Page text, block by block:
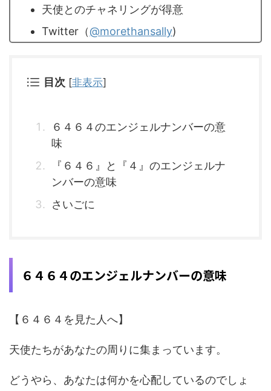
天使とのチャネリングが得意
Twitter（@morethansally)
目次 [非表示]
６４６４のエンジェルナンバーの意
味
『６４６』と『４』のエンジェルナ
ンバーの意味
さいごに
６４６４のエンジェルナンバーの意味
【６４６４を見た人へ】
天使たちがあなたの周りに集まっています。
どうやら、あなたは何かを心配しているのでしょ